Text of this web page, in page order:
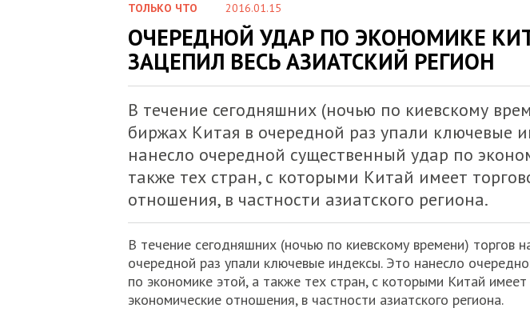
ТОЛЬКО ЧТО 2016.01.15
ОЧЕРЕДНОЙ УДАР ПО ЭКОНОМИКЕ
ЗАЦЕПИЛ ВЕСЬ АЗИАТСКИЙ РЕГИОН
В течение сегодняшних (ночью по киевскому
биржах Китая в очередной раз упали ключевые
нанесло очередной существенный удар по
также тех стран, с которыми Китай имеет
отношения, в частности азиатского региона.
В течение сегодняшних (ночью по киевскому времени) торгов
очередной раз упали ключевые индексы. Это нанесло
по экономике этой, а также тех стран, с которыми Китай имеет
экономические отношения, в частности азиатского региона.